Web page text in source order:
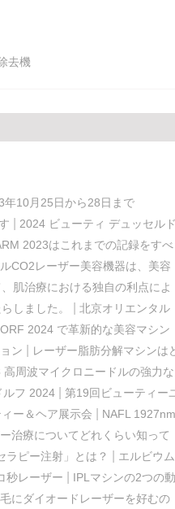
去機
年10月25日から28日まで
2024 ビューティ デュッセル
2023はこれまでの記録をすべ
CO2レーザー美容機器は、美容
肌治療における独自の利点によ
しました。
北京オリエンタル
2024 で革新的な美容マシン
ン
レーザー脂肪分解マシンは
高周波マイクロニードルの強力な
ルフ 2024| 第19回ビューティー
ー＆ヘア展示会
NAFL 1927nm
治療についてどれくらい知って
ラピー注射」とは？
エルビウム
秒レーザー
IPLマシンの2つの動
にダイオードレーザーを好むの